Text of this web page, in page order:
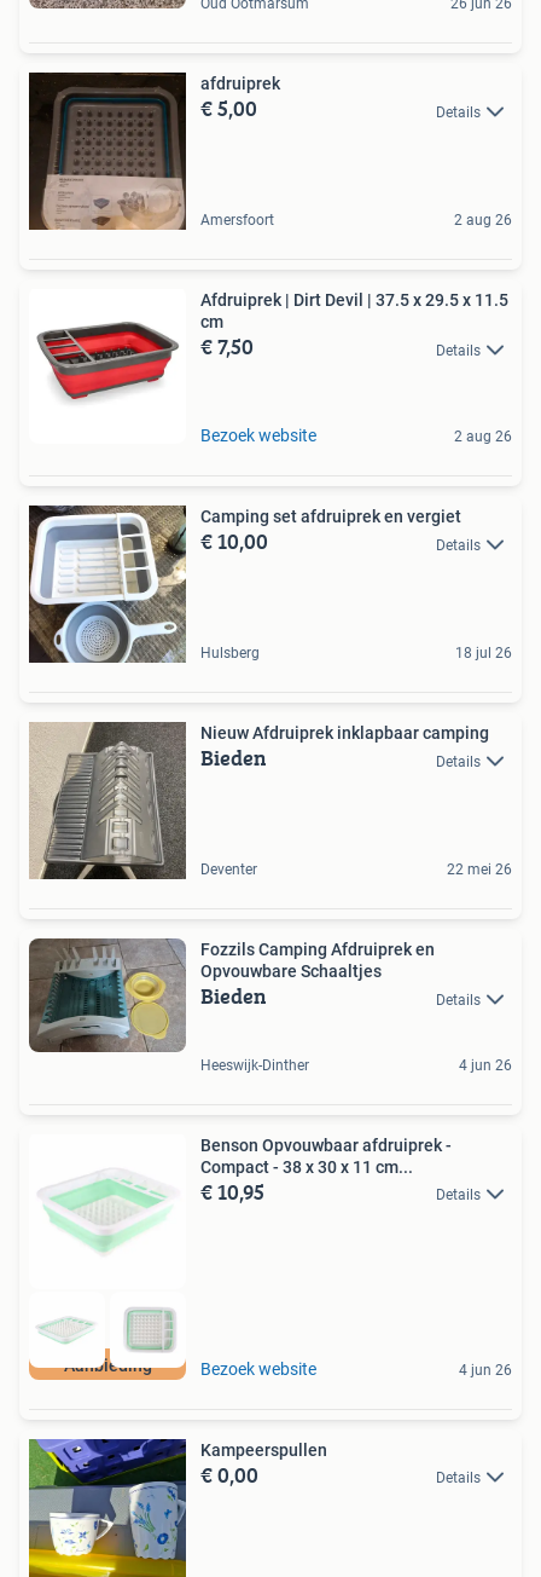
Oud Ootmarsum 26 jun 26
afdruiprek
€ 5,00 Details
Amersfoort 2 aug 26
Afdruiprek | Dirt Devil | 37.5 x 29.5 x 11.5
cm
€ 7,50 Details
Bezoek website 2 aug 26
Camping set afdruiprek en vergiet
€ 10,00 Details
Hulsberg 18 jul 26
Nieuw Afdruiprek inklapbaar camping
Bieden Details
Deventer 22 mei 26
Fozzils Camping Afdruiprek en
Opvouwbare Schaaltjes
Bieden Details
Heeswijk-Dinther 4 jun 26
Aanbieding
Benson Opvouwbaar afdruiprek -
Compact - 38 x 30 x 11 cm...
€ 10,95 Details
Bezoek website 4 jun 26
Kampeerspullen
€ 0,00 Details